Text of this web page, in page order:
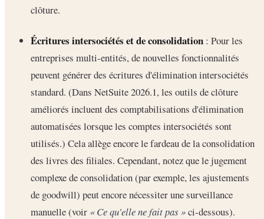
clôture.
Écritures intersociétés et de consolidation : Pour les
entreprises multi-entités, de nouvelles fonctionnalités
peuvent générer des écritures d'élimination intersociétés
standard. (Dans NetSuite 2026.1, les outils de clôture
améliorés incluent des comptabilisations d'élimination
automatisées lorsque les comptes intersociétés sont
utilisés.) Cela allège encore le fardeau de la consolidation
des livres des filiales. Cependant, notez que le jugement
complexe de consolidation (par exemple, les ajustements
de goodwill) peut encore nécessiter une surveillance
manuelle (voir « Ce qu'elle ne fait pas »ci-dessous).